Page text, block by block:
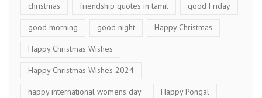
christmas friendship quotes in tamil good Friday
good morning good night Happy Christmas
Happy Christmas Wishes
Happy Christmas Wishes 2024
happy international womens day Happy Pongal